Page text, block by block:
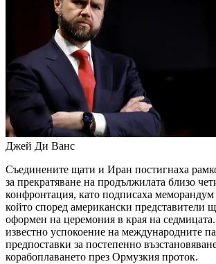
Джей Ди Ванс
Съединените щати и Иран постигнаха
за прекратяване на продължилата близо
конфронтация, като подписаха меморандум
който според американски представители
оформен на церемония в края на
известно успокоение на международните
предпоставки за постепенно
корабоплаването през Ормузкия проток.